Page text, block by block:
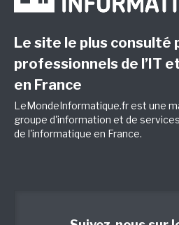
Le site le plus consulté
professionnels de l’IT
en France
LeMondeInformatique.fr est une
groupe d'information et de
de l'informatique en France.